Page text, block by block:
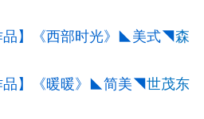
品】《西部时光》◣美式◥森
品】《暖暖》◣简美◥世茂东